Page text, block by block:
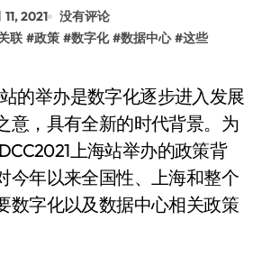
11, 2021
没有评论
联 #政策 #数字化 #数据中心 #这些
意，具有全新的时代背景。为
上海站举办的政策背
今年以来全国性、上海和整个
数字化以及数据中心相关政策